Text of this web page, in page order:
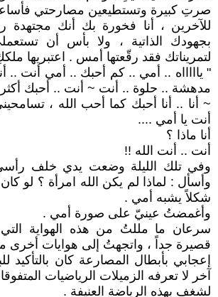
صرتِ كبيرة وتستطيعين مصارحتي
للآخرين ، أنا فخورة بك أنك مجتهدة
بجهودك الذاتية ، ولا بأس أن
لتمريناتك فقد رقّعتها أمس . اعتبريها
" ياااااه .. أمي .. كم أحبك .. أمي أنت ..
مدهشة .. حلوة .. أنت ~ أنت .. أحبك أكثر
~ أنا .. أنا أحبك كما أحب الله ،
أنت يا أمي ....
أنا ماذا ؟
أنت .. أنت الله !!
وفي تلك الليلة وضعت يدي خلف
وأسأل : لماذا لم يكن الله امرأة ؟ لو
شكلاً يشبه أمي .
وأغمضتُ عينيّ على صورة أمي .
سرعان ما مللتُ من هذه الهواية
قصيرة جداً ، واتجهتُ إلى هوايات أخرى
إعجابي بأبطال المصارعة كان
آخر لا تعرفه الزميلات الرياضيات
لشغف بهذه الرياضة العنيفة .